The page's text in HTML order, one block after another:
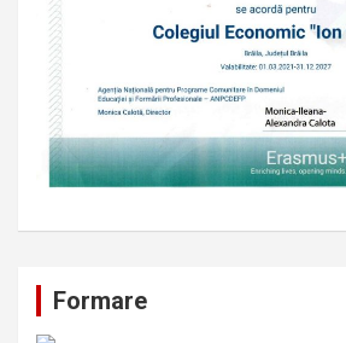
Formare